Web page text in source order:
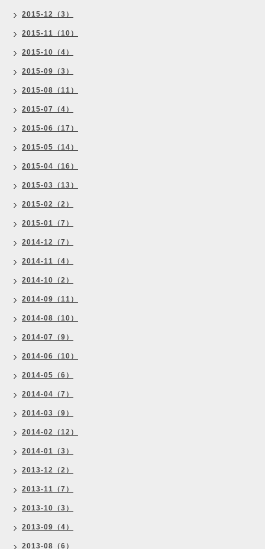
2015-12（3）
2015-11（10）
2015-10（4）
2015-09（3）
2015-08（11）
2015-07（4）
2015-06（17）
2015-05（14）
2015-04（16）
2015-03（13）
2015-02（2）
2015-01（7）
2014-12（7）
2014-11（4）
2014-10（2）
2014-09（11）
2014-08（10）
2014-07（9）
2014-06（10）
2014-05（6）
2014-04（7）
2014-03（9）
2014-02（12）
2014-01（3）
2013-12（2）
2013-11（7）
2013-10（3）
2013-09（4）
2013-08（6）